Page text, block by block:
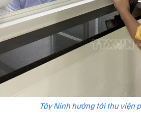
Tây Ninh hướng tới thu viện